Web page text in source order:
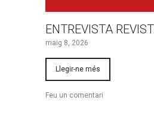
ENTREVISTA
maig 8, 2026
Llegir-ne més
Feu un comentari